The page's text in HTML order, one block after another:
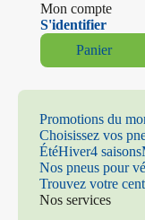
Mon compte
S'identifier
Panier
Promotions du
Choisissez vos
ÉtéHiver4 saisons
Nos pneus pour
Trouvez votre
Nos services